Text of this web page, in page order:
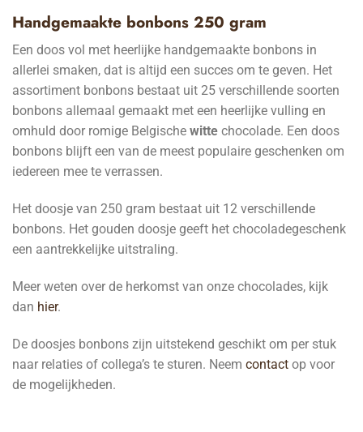
Handgemaakte bonbons 250 gram
Een doos vol met heerlijke handgemaakte bonbons in
allerlei smaken, dat is altijd een succes om te geven. Het
assortiment bonbons bestaat uit 25 verschillende soorten
bonbons allemaal gemaakt met een heerlijke vulling en
omhuld door romige Belgische witte chocolade. Een doos
bonbons blijft een van de meest populaire geschenken om
iedereen mee te verrassen.
Het doosje van 250 gram bestaat uit 12 verschillende
bonbons. Het gouden doosje geeft het chocoladegeschenk
een aantrekkelijke uitstraling.
Meer weten over de herkomst van onze chocolades, kijk
dan hier.
De doosjes bonbons zijn uitstekend geschikt om per stuk
naar relaties of collega’s te sturen. Neem contact op voor
de mogelijkheden.